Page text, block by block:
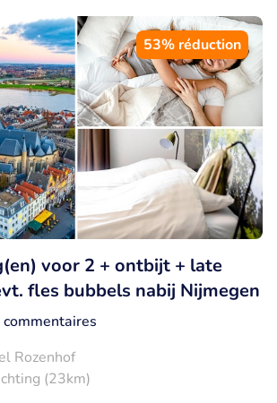
53% réduction
voor 2 + ontbijt + late
fles bubbels nabij Nijmegen
commentaires
Rozenhof
(23km)